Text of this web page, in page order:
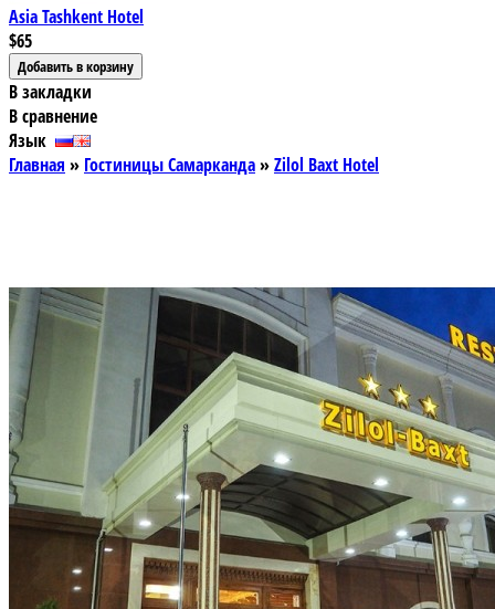
Asia Tashkent Hotel
$65
В закладки
В сравнение
Язык
Главная » Гостиницы Самарканда»Zilol Baxt Hotel